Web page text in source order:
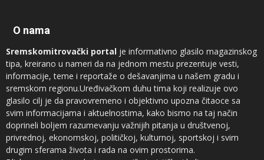
O nama
Sremskomitrovački portal je informativno glasilo magazinskog
tipa, kreirano u nameri da na jednom mestu prezentuje vesti,
informacije, teme i reportaže o dešavanjima u našem gradu i
sremskom regionu.Uređivačkom duhu tima koji realizuje ovo
glasilo cilj je da pravovremeno i objektivno upozna čitaoce sa
svim informacijama i aktuelnostima, kako bismo na taj način
doprineli boljem razumevanju važnijih pitanja u društvenoj,
privrednoj, ekonomskoj, političkoj, kulturnoj, sportskoj i svim
drugim sferama života i rada na ovim prostorima.